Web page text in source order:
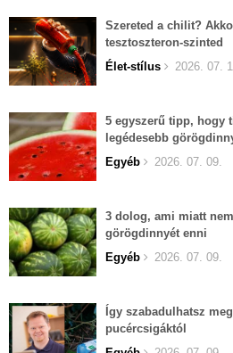
Szereted a chilit?
tesztoszteron-szinted
Élet-stílus
2026. 07.
5 egyszerű tipp, hogy
legédesebb
Egyéb
2026. 07. 09.
3 dolog, ami miatt
görögdinnyét enni
Egyéb
2026. 07. 09.
Így szabadulhatsz
pucércsigáktól